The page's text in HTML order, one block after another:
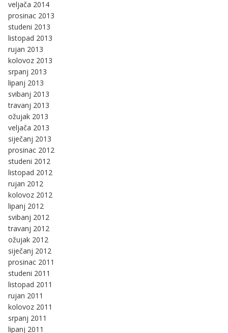
veljača 2014
prosinac 2013
studeni 2013
listopad 2013
rujan 2013
kolovoz 2013
srpanj 2013
lipanj 2013
svibanj 2013
travanj 2013
ožujak 2013
veljača 2013
siječanj 2013
prosinac 2012
studeni 2012
listopad 2012
rujan 2012
kolovoz 2012
lipanj 2012
svibanj 2012
travanj 2012
ožujak 2012
siječanj 2012
prosinac 2011
studeni 2011
listopad 2011
rujan 2011
kolovoz 2011
srpanj 2011
lipanj 2011